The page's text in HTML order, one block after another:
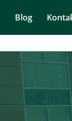
Blog